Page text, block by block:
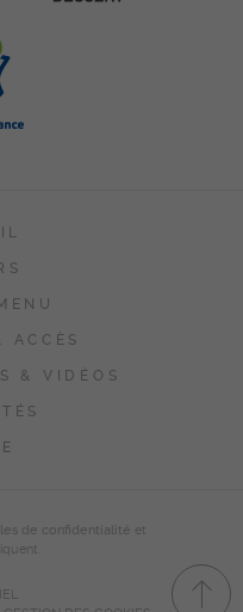
ACCÈS
& VIDÉOS
de confidentialité et